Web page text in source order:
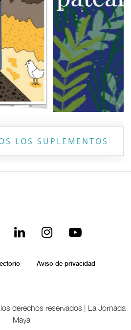
LOS SUPLEMENTOS
Aviso de privacidad
derechos reservados | La Jornada
Maya